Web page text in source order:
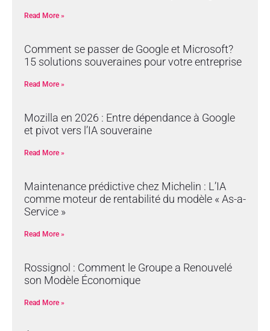
Read More »
Comment se passer de Google et Microsoft?
15 solutions souveraines pour votre entreprise
Read More »
Mozilla en 2026 : Entre dépendance à Google
et pivot vers l’IA souveraine
Read More »
Maintenance prédictive chez Michelin : L’IA
comme moteur de rentabilité du modèle « As-a-
Service »
Read More »
Rossignol : Comment le Groupe a Renouvelé
son Modèle Économique
Read More »